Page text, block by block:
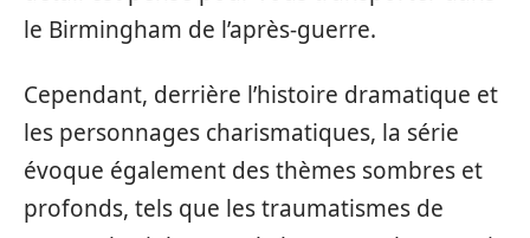
le Birmingham de l’après-guerre.
Cependant, derrière l’histoire dramatique et
les personnages charismatiques, la série
évoque également des thèmes sombres et
profonds, tels que les traumatismes de